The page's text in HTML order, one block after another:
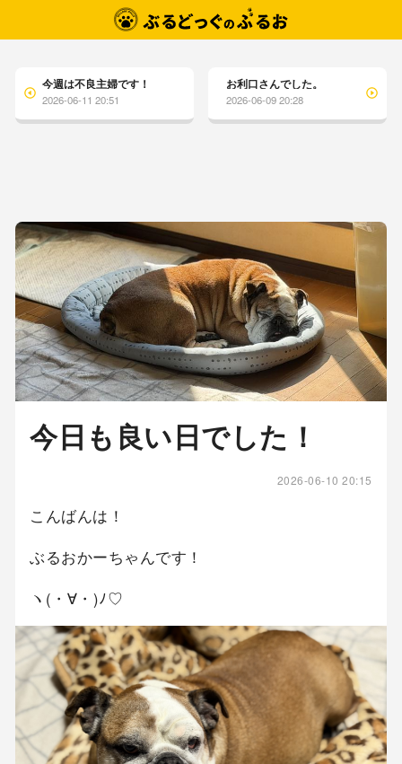
今週は不良主婦です！
2026-06-11 20:51
お利口さんでした。
2026-06-09 20:28
今日も良い日でした！
2026-06-10 20:15
こんばんは！
ぶるおかーちゃんです！
ヽ(・∀・)ﾉ♡